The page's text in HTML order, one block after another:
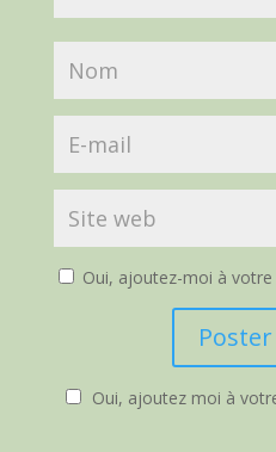
Oui, ajoutez-moi à
Oui, ajoutez moi à